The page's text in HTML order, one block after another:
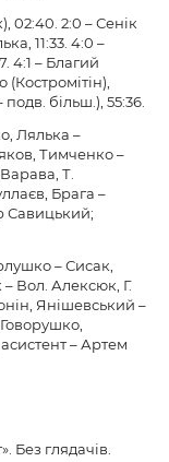
02:40. 2:0 – Сенік
11:33. 4:0 –
4:1 – Благий
більш.), 55:36.
Лялька –
Тимченко –
Т.
Брага –
Савицький;
– Сисак,
Вол. Алексюк, Г.
Янішевський –
– Артем
Без глядачів.